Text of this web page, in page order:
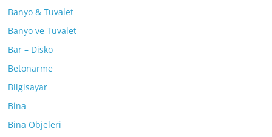
Banyo & Tuvalet
Banyo ve Tuvalet
Bar – Disko
Betonarme
Bilgisayar
Bina
Bina Objeleri